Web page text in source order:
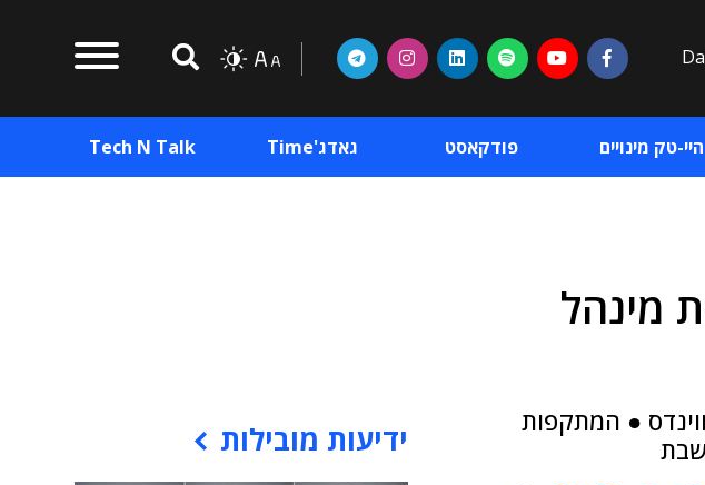
היי-טק מינויים פודקאסט גאדג'Time Tech N Talk
מינהל
● המתקפות
שבת
ידיעות מובילות